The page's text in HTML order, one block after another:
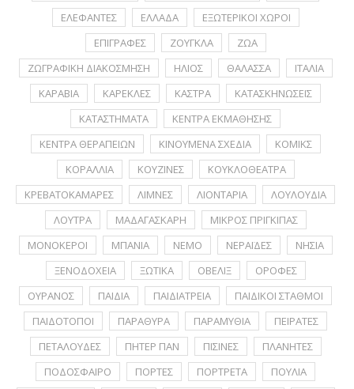
ΕΛΕΦΑΝΤΕΣ
ΕΛΛΑΔΑ
ΕΞΩΤΕΡΙΚΟΙ ΧΩΡΟΙ
ΕΠΙΓΡΑΦΕΣ
ΖΟΥΓΚΛΑ
ΖΩΑ
ΖΩΓΡΑΦΙΚΗ ΔΙΑΚΟΣΜΗΣΗ
ΗΛΙΟΣ ΘΑΛΑΣΣΑ
ΙΤΑΛΙΑ
ΚΑΡΑΒΙΑ
ΚΑΡΕΚΛΕΣ ΚΑΣΤΡΑ
ΚΑΤΑΣΚΗΝΩΣΕΙΣ
ΚΑΤΑΣΤΗΜΑΤΑ
ΚΕΝΤΡΑ ΕΚΜΑΘΗΣΗΣ
ΚΕΝΤΡΑ ΘΕΡΑΠΕΙΩΝ
ΚΙΝΟΥΜΕΝΑ ΣΧΕΔΙΑ
ΚΟΜΙΚΣ
ΚΟΡΑΛΛΙΑ
ΚΟΥΖΙΝΕΣ
ΚΟΥΚΛΟΘΕΑΤΡΑ
ΚΡΕΒΑΤΟΚΑΜΑΡΕΣ
ΛΙΜΝΕΣ ΛΙΟΝΤΑΡΙΑ
ΛΟΥΛΟΥΔΙΑ
ΛΟΥΤΡΑ
ΜΑΔΑΓΑΣΚΑΡΗ
ΜΙΚΡΟΣ ΠΡΙΓΚΙΠΑΣ
ΜΟΝΟΚΕΡΟΙ
ΜΠΑΝΙΑ ΝΕΜΟ ΝΕΡΑΪΔΕΣ
ΝΗΣΙΑ
ΞΕΝΟΔΟΧΕΙΑ
ΞΩΤΙΚΑ ΟΒΕΛΙΞ
ΟΡΟΦΕΣ
ΟΥΡΑΝΟΣ
ΠΑΙΔΙΑ ΠΑΙΔΙΑΤΡΕΙΑ
ΠΑΙΔΙΚΟΙ ΣΤΑΘΜΟΙ
ΠΑΙΔΟΤΟΠΟΙ
ΠΑΡΑΘΥΡΑ ΠΑΡΑΜΥΘΙΑ
ΠΕΙΡΑΤΕΣ
ΠΕΤΑΛΟΥΔΕΣ
ΠΗΤΕΡ ΠΑΝ ΠΙΣΙΝΕΣ
ΠΛΑΝΗΤΕΣ
ΠΟΔΟΣΦΑΙΡΟ
ΠΟΡΤΕΣ ΠΟΡΤΡΕΤA
ΠΟΥΛΙΑ